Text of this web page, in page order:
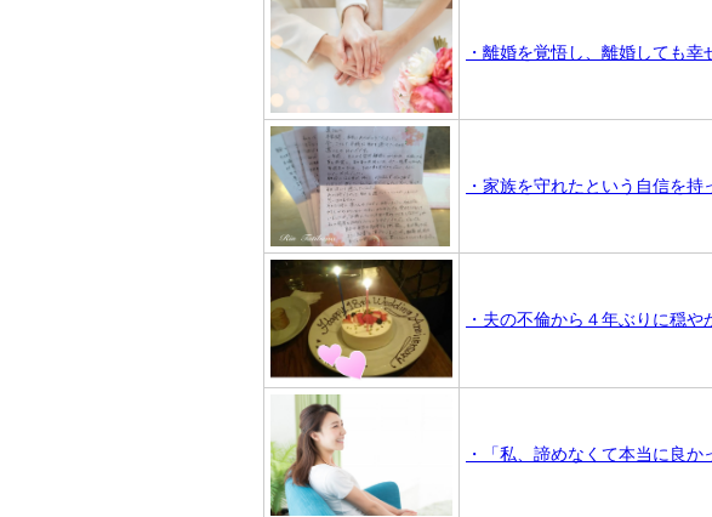
・離婚を覚悟し、離婚しても
・家族を守れたという自信を
・夫の不倫から４年ぶりに穏
・「私、諦めなくて本当に良か